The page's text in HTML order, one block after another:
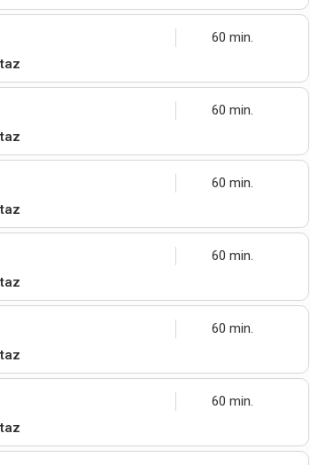
60 min.
60 min.
60 min.
60 min.
60 min.
60 min.